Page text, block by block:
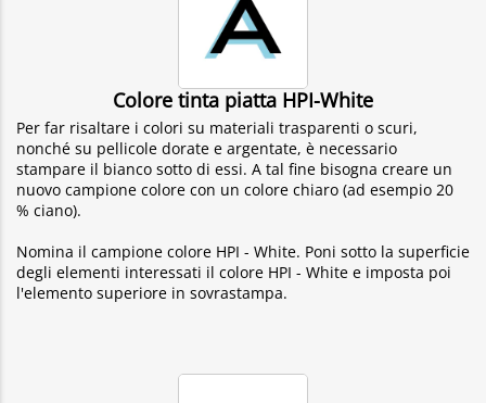
Colore tinta piatta HPI-White
Per far risaltare i colori su materiali trasparenti o scuri,
nonché su pellicole dorate e argentate, è necessario
stampare il bianco sotto di essi. A tal fine bisogna creare un
nuovo campione colore con un colore chiaro (ad esempio 20
% ciano).
Nomina il campione colore HPI - White. Poni sotto la superficie
degli elementi interessati il colore HPI - White e imposta poi
l'elemento superiore in sovrastampa.